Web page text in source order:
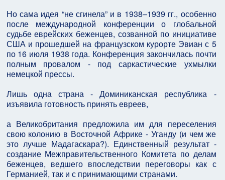
Но сама идея “не сгинела” и в 1938–1939 гг., особенно
после международной конференции о глобальной
судьбе еврейских беженцев, созванной по инициативе
США и прошедшей на французском курорте Эвиан с 5
по 16 июля 1938 года. Конференция закончилась почти
полным провалом - под саркастические ухмылки
немецкой прессы.
Лишь одна страна - Доминиканская республика -
изъявила готовность принять евреев,
а Великобритания предложила им для переселения
свою колонию в Восточной Африке - Уганду (и чем же
это лучше Мадагаскара?). Единственный результат -
создание Межправительственного Комитета по делам
беженцев, ведшего впоследствии переговоры как с
Германией, так и с принимающими странами.